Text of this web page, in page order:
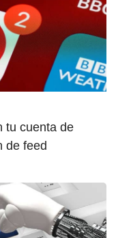
tu cuenta de
de feed